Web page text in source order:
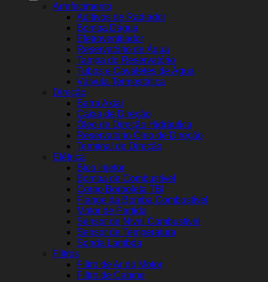
Arrefecimento
Aditivos de Radiador
Bomba Dágua
Eletroventilador
Reservatório de Água
Tampa do Reservatório
Tubos e Cavaletes de Água
Válvula Termostática
Direção
Barra Axial
Caixa de Direção
Óleo de Direção Hidráulica
Reservatório Óleo de Direção
Terminal de Direção
Elétrica
Bico Injetor
Bomba de Combustível
Corpo Borboleta TBI
Flange da Bomba Combustível
Motor de Partida
Sensor de Nível Combustível
Sensor de Temperatura
Sonda Lambda
Filtros
Filtro de Ar do Motor
Filtro de Cabine